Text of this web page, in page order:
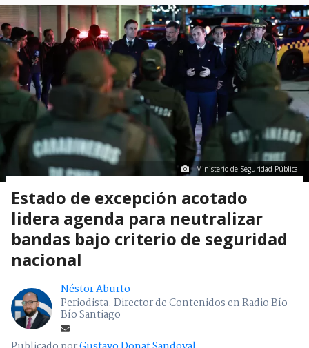
Ministerio de Seguridad Pública
Estado de excepción acotado
lidera agenda para neutralizar
bandas bajo criterio de seguridad
nacional
Néstor Aburto
Periodista. Director de Contenidos en Radio Bío
Bío Santiago